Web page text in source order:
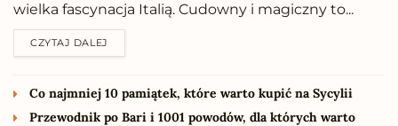
wielka fascynacja Italią. Cudowny i magiczny to...
CZYTAJ DALEJ
Co najmniej 10 pamiątek, które warto kupić na Sycylii
Przewodnik po Bari i 1001 powodów, dla których warto